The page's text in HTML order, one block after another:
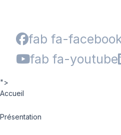
fab fa-
fab fa-youtube
">
Accueil
Présentation